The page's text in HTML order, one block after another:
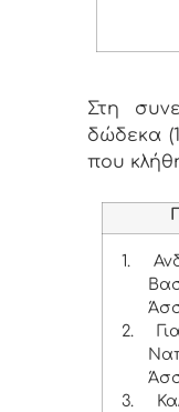
Στη
δώδεκα
που
1.
2.
3.